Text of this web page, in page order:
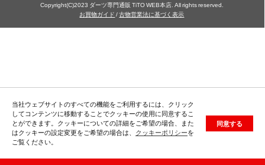
当社ウェブサイトのすべての機能をご利用するには、クリック
してコンテンツに移動することでクッキーの使用に同意するこ
とができます。クッキーについての詳細をご希望の場合、また
はクッキーの設定変更をご希望の場合は、 クッキーポリシーを
ご覧ください。
同意する
Copyright(C)2023 ダーツ専門通販 TiTO WEB本店. All rights reserved.
お買物ガイド /古物営業法に基づく表示